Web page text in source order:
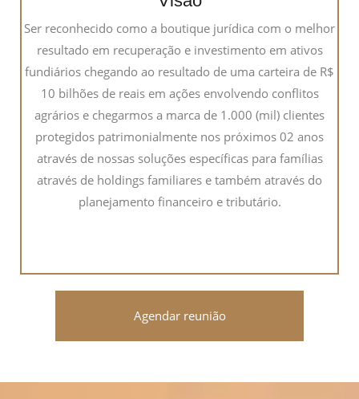
Ser reconhecido como a boutique jurídica com o melhor
resultado em recuperação e investimento em ativos
fundiários chegando ao resultado de uma carteira de R$
10 bilhões de reais em ações envolvendo conflitos
agrários e chegarmos a marca de 1.000 (mil) clientes
protegidos patrimonialmente nos próximos 02 anos
através de nossas soluções específicas para famílias
através de holdings familiares e também através do
planejamento financeiro e tributário.
Agendar reunião